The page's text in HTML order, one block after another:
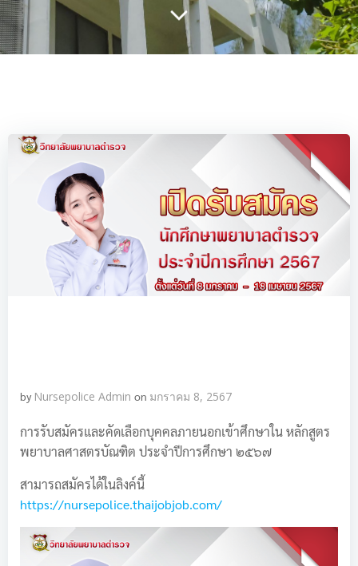
by Nursepolice Admin on มกราคม 8, 2567
การรับสมัครและคัดเลือกบุคคลภายนอกเข้าศึกษาใน หลักสูตร
พยาบาลศาสตรบัณฑิต ประจำปีการศึกษา ๒๕๖๗
สามารถสมัครได้ในลิงค์นี้
https://nursepolice.thaijobjob.com/